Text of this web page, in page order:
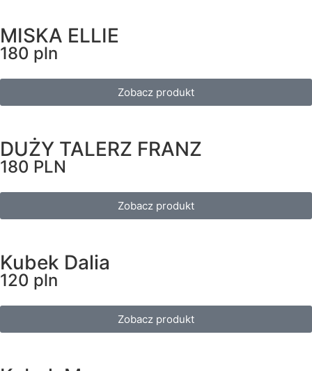
MISKA ELLIE
180 pln
Zobacz produkt
DUŻY TALERZ FRANZ
180 PLN
Zobacz produkt
Kubek Dalia
120 pln
Zobacz produkt